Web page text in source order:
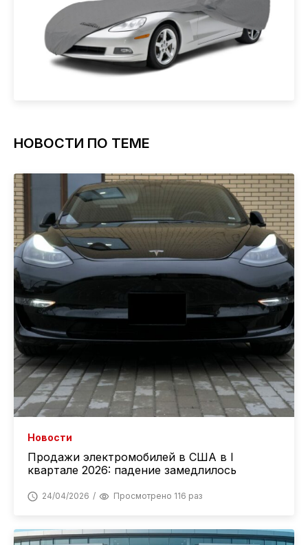
НОВОСТИ ПО ТЕМЕ
Новости
Продажи электромобилей в США в I
квартале 2026: падение замедлилось
24/04/2026 Просмотрено 116 раз